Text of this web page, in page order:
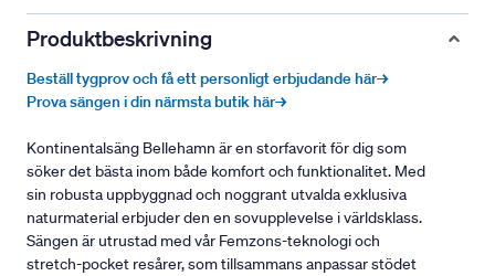
Produktbeskrivning
Beställ tygprov och få ett personligt erbjudande här→
Prova sängen i din närmsta butik här→
Kontinentalsäng Bellehamn är en storfavorit för dig som
söker det bästa inom både komfort och funktionalitet. Med
sin robusta uppbyggnad och noggrant utvalda exklusiva
naturmaterial erbjuder den en sovupplevelse i världsklass.
Sängen är utrustad med vår Femzons-teknologi och
stretch-pocket resårer, som tillsammans anpassar stödet